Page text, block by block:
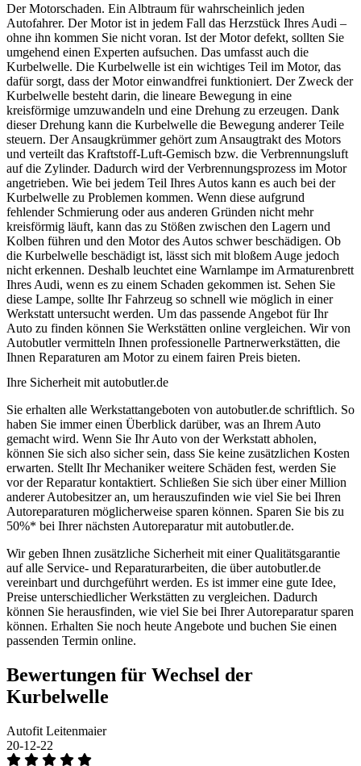
Der Motorschaden. Ein Albtraum für wahrscheinlich jeden
Autofahrer. Der Motor ist in jedem Fall das Herzstück Ihres Audi –
ohne ihn kommen Sie nicht voran. Ist der Motor defekt, sollten Sie
umgehend einen Experten aufsuchen. Das umfasst auch die
Kurbelwelle. Die Kurbelwelle ist ein wichtiges Teil im Motor, das
dafür sorgt, dass der Motor einwandfrei funktioniert. Der Zweck der
Kurbelwelle besteht darin, die lineare Bewegung in eine
kreisförmige umzuwandeln und eine Drehung zu erzeugen. Dank
dieser Drehung kann die Kurbelwelle die Bewegung anderer Teile
steuern. Der Ansaugkrümmer gehört zum Ansaugtrakt des Motors
und verteilt das Kraftstoff-Luft-Gemisch bzw. die Verbrennungsluft
auf die Zylinder. Dadurch wird der Verbrennungsprozess im Motor
angetrieben. Wie bei jedem Teil Ihres Autos kann es auch bei der
Kurbelwelle zu Problemen kommen. Wenn diese aufgrund
fehlender Schmierung oder aus anderen Gründen nicht mehr
kreisförmig läuft, kann das zu Stößen zwischen den Lagern und
Kolben führen und den Motor des Autos schwer beschädigen. Ob
die Kurbelwelle beschädigt ist, lässt sich mit bloßem Auge jedoch
nicht erkennen. Deshalb leuchtet eine Warnlampe im Armaturenbrett
Ihres Audi, wenn es zu einem Schaden gekommen ist. Sehen Sie
diese Lampe, sollte Ihr Fahrzeug so schnell wie möglich in einer
Werkstatt untersucht werden. Um das passende Angebot für Ihr
Auto zu finden können Sie Werkstätten online vergleichen. Wir von
Autobutler vermitteln Ihnen professionelle Partnerwerkstätten, die
Ihnen Reparaturen am Motor zu einem fairen Preis bieten.
Ihre Sicherheit mit autobutler.de
Sie erhalten alle Werkstattangeboten von autobutler.de schriftlich. So
haben Sie immer einen Überblick darüber, was an Ihrem Auto
gemacht wird. Wenn Sie Ihr Auto von der Werkstatt abholen,
können Sie sich also sicher sein, dass Sie keine zusätzlichen Kosten
erwarten. Stellt Ihr Mechaniker weitere Schäden fest, werden Sie
vor der Reparatur kontaktiert. Schließen Sie sich über einer Million
anderer Autobesitzer an, um herauszufinden wie viel Sie bei Ihren
Autoreparaturen möglicherweise sparen können. Sparen Sie bis zu
50%* bei Ihrer nächsten Autoreparatur mit autobutler.de.
Wir geben Ihnen zusätzliche Sicherheit mit einer Qualitätsgarantie
auf alle Service- und Reparaturarbeiten, die über autobutler.de
vereinbart und durchgeführt werden. Es ist immer eine gute Idee,
Preise unterschiedlicher Werkstätten zu vergleichen. Dadurch
können Sie herausfinden, wie viel Sie bei Ihrer Autoreparatur sparen
können. Erhalten Sie noch heute Angebote und buchen Sie einen
passenden Termin online.
Bewertungen für Wechsel der
Kurbelwelle
Autofit Leitenmaier
20-12-22